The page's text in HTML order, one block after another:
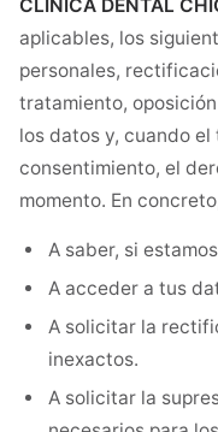
CLINICA DENTAL
aplicables, los
personales,
tratamiento,
los datos y, cuando
consentimiento, el
momento. En
A saber, si
A acceder a tus
A solicitar la
inexactos.
A solicitar la